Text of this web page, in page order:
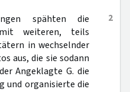
2
spähten die
weiteren, teils
in wechselnder
aus, die sie sodann
Angeklagte G. die
und organisierte die